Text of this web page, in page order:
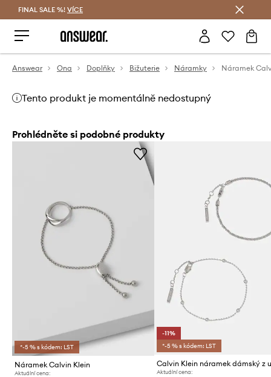
FINAL SALE %! VÍCE
Answear Ona Doplňky Bižuterie Náramky Náramek
Tento produkt je momentálně nedostupný
Prohlédněte si podobné produkty
*-5 % s kódem: LST
Náramek Calvin Klein
Aktuální cena:
-11%
*-5 % s kódem: LST
Aktuální cena: